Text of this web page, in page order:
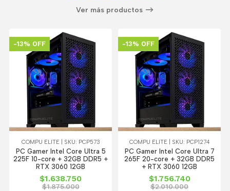
Ver más productos
-13% OFF
COMPU ELITE | SKU: PCP573
PC Gamer Intel Core Ultra 5
225F 10-core + 32GB DDR5 +
RTX 3060 12GB
$1.638.750
$1.875.000
-13% OFF
COMPU ELITE | SKU: PCP1274
PC Gamer Intel Core Ultra 7
265F 20-core + 32GB DDR5
+ RTX 3060 12GB
$1.756.740
$2.010.000